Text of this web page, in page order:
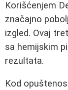
Korišćenjem
značajno
izgled. Ovaj
sa hemijskim
rezultata.
Kod